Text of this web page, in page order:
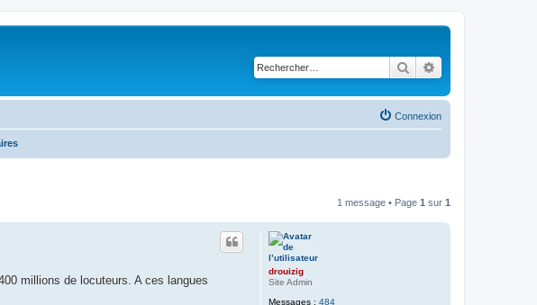
Rechercher
Connexion
1 message • Page 1 sur 1
drouizig
Site Admin
Messages : 484
millions de locuteurs. A ces langues